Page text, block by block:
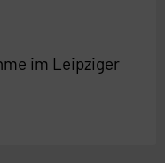
im Leipziger